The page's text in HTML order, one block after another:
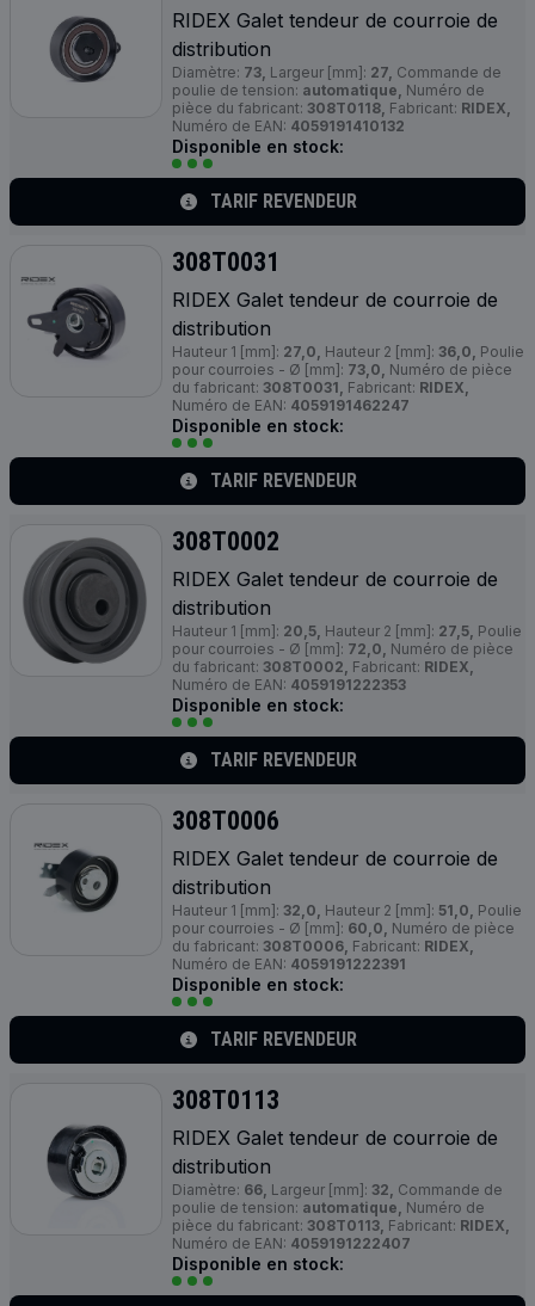
RIDEX Galet tendeur de courroie de
distribution
Diamètre: 73, Largeur [mm]: 27, Commande de
poulie de tension: automatique, Numéro de
pièce du fabricant: 308T0118, Fabricant: RIDEX,
Numéro de EAN: 4059191410132
Disponible en stock:
TARIF REVENDEUR
308T0031
RIDEX Galet tendeur de courroie de
distribution
Hauteur 1 [mm]: 27,0, Hauteur 2 [mm]: 36,0, Poulie
pour courroies - Ø [mm]: 73,0, Numéro de pièce
du fabricant: 308T0031, Fabricant: RIDEX,
Numéro de EAN: 4059191462247
Disponible en stock:
TARIF REVENDEUR
308T0002
RIDEX Galet tendeur de courroie de
distribution
Hauteur 1 [mm]: 20,5, Hauteur 2 [mm]: 27,5, Poulie
pour courroies - Ø [mm]: 72,0, Numéro de pièce
du fabricant: 308T0002, Fabricant: RIDEX,
Numéro de EAN: 4059191222353
Disponible en stock:
TARIF REVENDEUR
308T0006
RIDEX Galet tendeur de courroie de
distribution
Hauteur 1 [mm]: 32,0, Hauteur 2 [mm]: 51,0, Poulie
pour courroies - Ø [mm]: 60,0, Numéro de pièce
du fabricant: 308T0006, Fabricant: RIDEX,
Numéro de EAN: 4059191222391
Disponible en stock:
TARIF REVENDEUR
308T0113
RIDEX Galet tendeur de courroie de
distribution
Diamètre: 66, Largeur [mm]: 32, Commande de
poulie de tension: automatique, Numéro de
pièce du fabricant: 308T0113, Fabricant: RIDEX,
Numéro de EAN: 4059191222407
Disponible en stock: